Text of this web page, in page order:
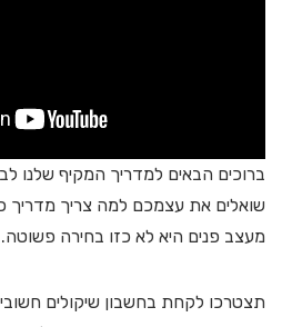
ברוכים הבאים למדריך המקיף שלנו
שואלים את עצמכם למה צריך מדריך
מעצב פנים היא לא כזו בחירה פשוטה.
תצטרכו לקחת בחשבון שיקולים